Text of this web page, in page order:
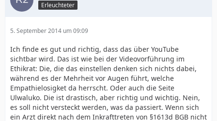
Erleuchteter
5. September 2014 um 09:09
Ich finde es gut und richtig, dass das über YouTube
sichtbar wird. Das ist wie bei der Videovorführung im
Ethikrat: Die, die das einstellen denken sich nichts dabei,
während es der Mehrheit vor Augen führt, welche
Empathielosigket da herrscht. Oder auch die Seite
Ulwaluko. Die ist drastisch, aber richtig und wichtig. Nein,
es soll nicht versteckt werden, was da passiert. Wenn sich
ein Arzt direkt nach dem Inkrafttreten von §1613d BGB nicht